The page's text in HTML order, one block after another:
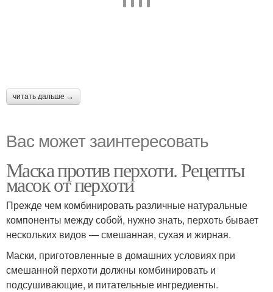
читать дальше →
Вас может заинтересовать
Маска против перхоти. Рецепты
масок от перхоти
Прежде чем комбинировать различные натуральные
компоненты между собой, нужно знать, перхоть бывает
нескольких видов — смешанная, сухая и жирная.
Маски, приготовленные в домашних условиях при
смешанной перхоти должны комбинировать и
подсушивающие, и питательные ингредиенты.